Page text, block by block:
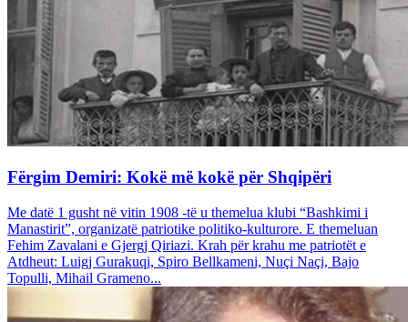
Fërgim Demiri: Kokë më kokë për Shqipëri
Me datë 1 gusht në vitin 1908 -të u themelua klubi “Bashkimi i
Manastirit”, organizatë patriotike politiko-kulturore. E themeluan
Fehim Zavalani e Gjergj Qiriazi. Krah për krahu me patriotët e
Atdheut: Luigj Gurakuqi, Spiro Bellkameni, Nuçi Naçi, Bajo
Topulli, Mihail Grameno...